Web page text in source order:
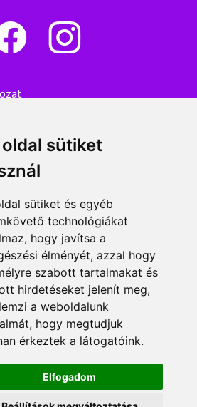
sütiket
sütiket és egyéb
technológiákat
hogy javítsa a
élményét, azzal hogy
szabott tartalmakat és
hirdetéseket jelenít meg,
a weboldalunk
hogy megtudjuk
érkeztek a látogatóink.
Elfogadom